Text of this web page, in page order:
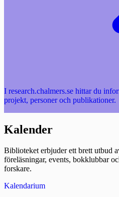
I research.chalmers.se hittar du
projekt, personer och publikationer.
Kalender
Biblioteket erbjuder ett brett utbud
föreläsningar, events, bokklubbar
forskare.
Kalendarium